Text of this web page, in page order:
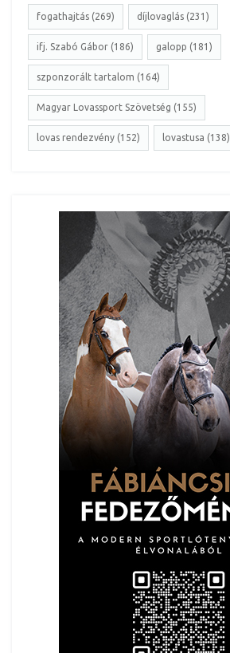
fogathajtás (269) díjlovaglás (231)
ifj. Szabó Gábor (186) galopp (181)
szponzorált tartalom (164)
Magyar Lovassport Szövetség (155)
lovas rendezvény (152) lovastusa (138)